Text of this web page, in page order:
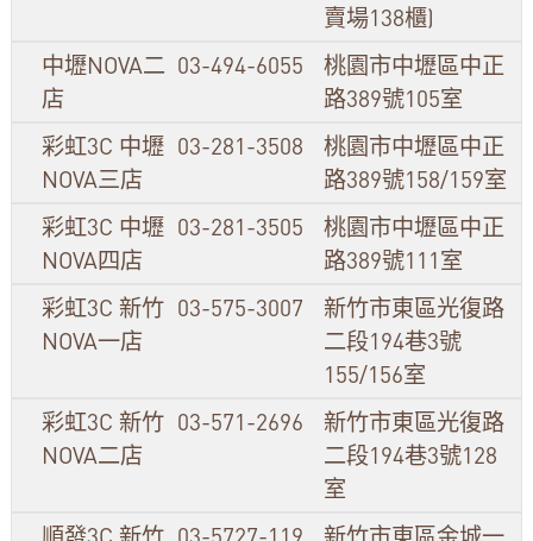
賣場138櫃)
中壢NOVA二
店
03-494-6055
桃園市中壢區中正
路389號105室
彩虹3C 中壢
NOVA三店
03-281-3508
桃園市中壢區中正
路389號158/159室
彩虹3C 中壢
NOVA四店
03-281-3505
桃園市中壢區中正
路389號111室
彩虹3C 新竹
NOVA一店
03-575-3007
新竹市東區光復路
二段194巷3號
155/156室
彩虹3C 新竹
NOVA二店
03-571-2696
新竹市東區光復路
二段194巷3號128
室